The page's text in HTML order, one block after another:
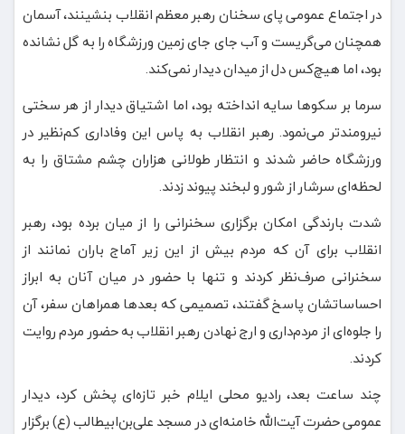
در اجتماع عمومی پای سخنان رهبر معظم انقلاب بنشینند، آسمان
همچنان می‌گریست و آب جای‌ جای زمین ورزشگاه را به گل نشانده
بود، اما هیچ‌کس دل از میدان دیدار نمی‌کند.
سرما بر سکوها سایه انداخته بود، اما اشتیاق دیدار از هر سختی
نیرومندتر می‌نمود. رهبر انقلاب به پاس این وفاداری کم‌نظیر در
ورزشگاه حاضر شدند و انتظار طولانی هزاران چشم مشتاق را به
لحظه‌ای سرشار از شور و لبخند پیوند زدند.
شدت بارندگی امکان برگزاری سخنرانی را از میان برده بود، رهبر
انقلاب برای آن‌ که مردم بیش از این زیر آماج باران نمانند از
سخنرانی صرف‌نظر کردند و تنها با حضور در میان آنان به ابراز
احساساتشان پاسخ گفتند، تصمیمی که بعدها همراهان سفر، آن
را جلوه‌ای از مردم‌داری و ارج نهادن رهبر انقلاب به حضور مردم روایت
کردند.
چند ساعت بعد، رادیو محلی ایلام خبر تازه‌ای پخش کرد، دیدار
عمومی حضرت آیت‌الله خامنه‌ای در مسجد علی‌بن‌ابیطالب (ع) برگزار